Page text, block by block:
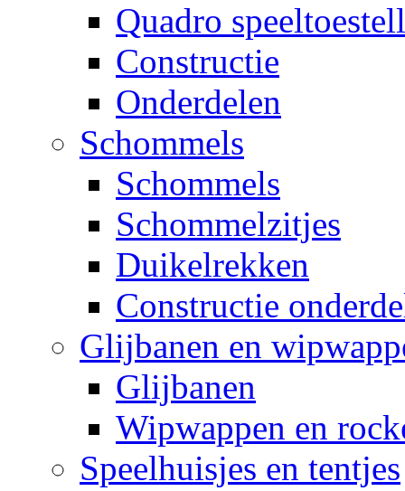
Quadro
Constructie
Onderdelen
Schommels
Schommels
Schommelzitjes
Duikelrekken
Constructie
Glijbanen en
Glijbanen
Wipwappen en
Speelhuisjes en tentjes